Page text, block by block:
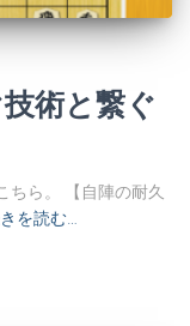
術と繋ぐ
ちら。 【自陣の耐久
を読む…